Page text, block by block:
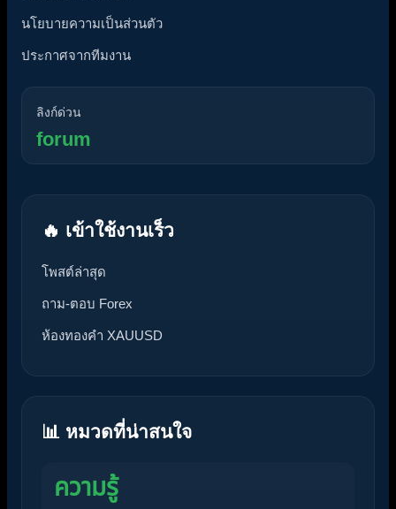
นโยบายความเป็นส่วนตัว
ประกาศจากทีมงาน
ลิงก์ด่วน
forum
🔥 เข้าใช้งานเร็ว
โพสต์ล่าสุด
ถาม-ตอบ Forex
ห้องทองคำ XAUUSD
📊 หมวดที่น่าสนใจ
ความรู้